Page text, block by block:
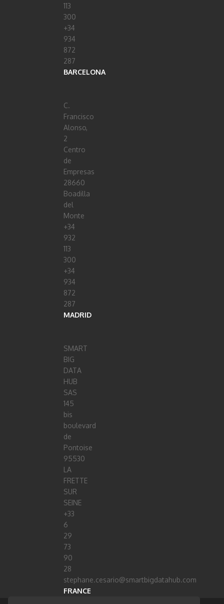
113
300
+34
934
872
287
BARCELONA
C.
Francisco
Alonso,
2
Centro
de
Empresas
28660
Boadilla
del
Monte
+34
932
113
300
+34
934
872
287
MADRID
SMART
BIG
DATA
HUB
SAS
145
bis
boulevard
de
Pontoise
95530
LA
FRETTE
SUR
SEINE
+33
6
29
73
90
28
stephane.cesario@smartbigdatahub.com
FRANCE